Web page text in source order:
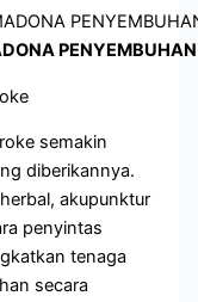
semakin
diberikannya.
akupunktur
penyintas
tenaga
secara